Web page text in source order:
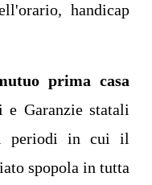
handicap
prima casa
e Garanzie statali
periodi in cui il
spopola in tutta